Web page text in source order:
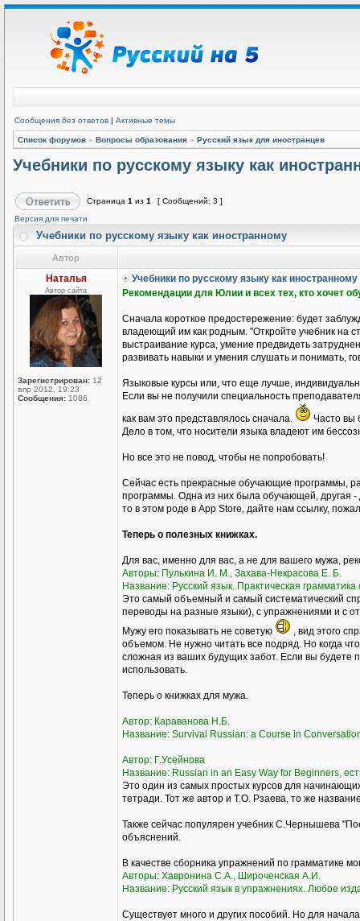
Сообщения без ответов | Активные темы
Список форумов » Вопросы образования » Русский язык для иностранцев
Учебники по русскому языку как
Страница 1 из 1
[ Сообщений: 3 ]
Версия для печати
Учебники по русскому языку как иностранному
Автор
Наталья
Автор сайта
Зарегистрирован: 12
апр 2012, 19:23
Сообщения: 1086
Учебники по русскому языку как иностранному
Рекомендации для Юлии и всех тех, кто хочет
Сначала короткое предостережение: будет
владеющий им как родным. "Откройте учебник на
выстраивание курса, умение предвидеть
развивать навыки и умения слушать и понимать,
Языковые курсы или, что еще лучше,
Если вы не получили специальность
как вам это представлялось сначала.
Часто вы
Дело в том, что носители языка владеют им
Но все это не повод, чтобы не попробовать!
Сейчас есть прекрасные обучающие программы,
программы. Одна из них была обучающей, другая -
то в этом роде в Аpp Store, дайте нам ссылку,
Теперь о полезных книжках.
Для вас, именно для вас, а не для вашего мужа,
Авторы: Пулькина И. М., Захава-Некрасова Е. Б.
Название: Русский язык. Практическая
Это самый объемный и самый систематический
переводы на разные языки), с упражнениями и с
Мужу его показывать не советую
, вид этого
объемом. Не нужно читать все подряд. Но когда
сложная из ваших будущих забот. Если вы будете
использовать.
Теперь о книжках для мужа.
Автор: Караванова Н.Б.
Название: Survival Russian: а Course in
Автор: Г.Усейнова
Название: Russian in an Easy Way for Beginners,
Это один из самых простых курсов для
тетради. Тот же автор и Т.О. Рзаева, то же
Также сейчас популярен учебник С.Чернышева
объяснений.
В качестве сборника упражнений по грамматике
Авторы: Хавронина С.А., Широченская А.И.
Название: Русский язык в упражнениях. Любое
Существует много и других пособий. Но для